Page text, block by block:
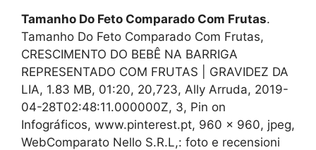
Tamanho Do Feto Comparado Com Frutas.
Tamanho Do Feto Comparado Com Frutas,
CRESCIMENTO DO BEBÊ NA BARRIGA
REPRESENTADO COM FRUTAS | GRAVIDEZ DA
LIA, 1.83 MB, 01:20, 20,723, Ally Arruda, 2019-
04-28T02:48:11.000000Z, 3, Pin on
Infográficos, www.pinterest.pt, 960 x 960, jpeg,
WebComparato Nello S.R.L,: foto e recensioni